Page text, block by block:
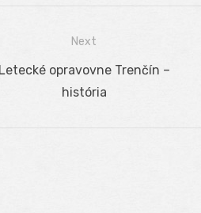
Next
Letecké opravovne Trenčín –
história